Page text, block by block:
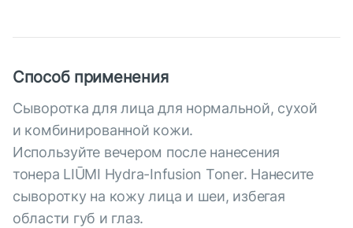
Способ применения
Сыворотка для лица для нормальной, сухой
и комбинированной кожи.
Используйте вечером после нанесения
тонера LIŪMI Hydra-Infusion Toner. Нанесите
сыворотку на кожу лица и шеи, избегая
области губ и глаз.